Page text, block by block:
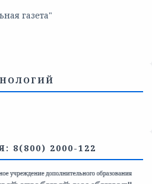
газета"
2000-122